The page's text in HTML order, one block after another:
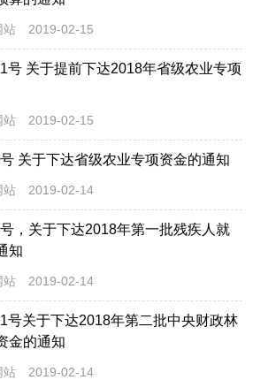
站 2019-02-15
号 关于提前下达2018年省级农业专项
站 2019-02-15
关于下达省级农业专项资金的通知
站 2019-02-14
，关于下达2018年第一批残疾人就
知
站 2019-02-14
号关于下达2018年第二批中央财政林
金的通知
站 2019-02-14